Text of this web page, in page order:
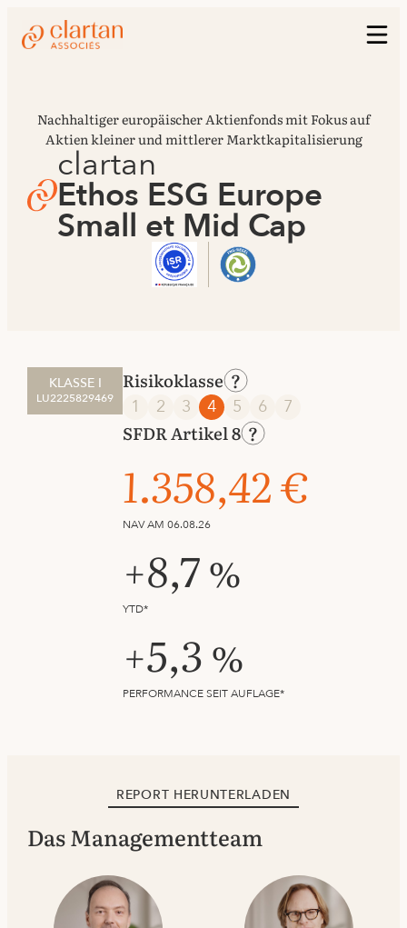
Nachhaltiger europäischer Aktienfonds mit Fokus auf
Aktien kleiner und mittlerer Marktkapitalisierung
clartan
Ethos ESG Europe
Small et Mid Cap
KLASSE I
LU2225829469
Risikoklasse
1 2 3 4 5 6 7
SFDR Artikel 8
1.358,42 €
NAV AM 06.08.26
+8,7 %
YTD*
+5,3 %
PERFORMANCE SEIT AUFLAGE*
REPORT HERUNTERLADEN
Das Managementteam